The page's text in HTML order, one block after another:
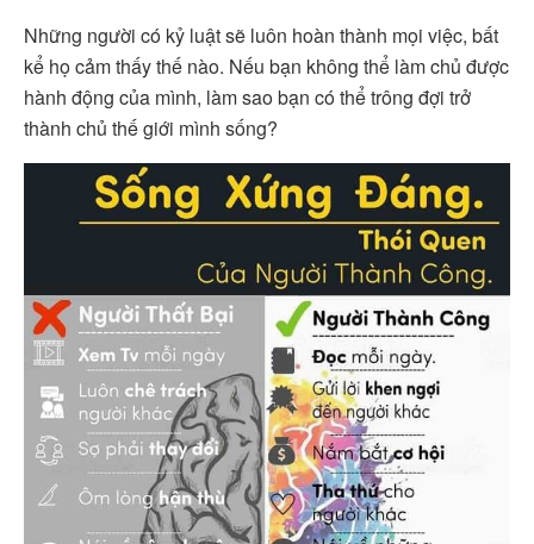
Những người có kỷ luật sẽ luôn hoàn thành mọi việc, bất
kể họ cảm thấy thế nào. Nếu bạn không thể làm chủ được
hành động của mình, làm sao bạn có thể trông đợi trở
thành chủ thế giới mình sống?